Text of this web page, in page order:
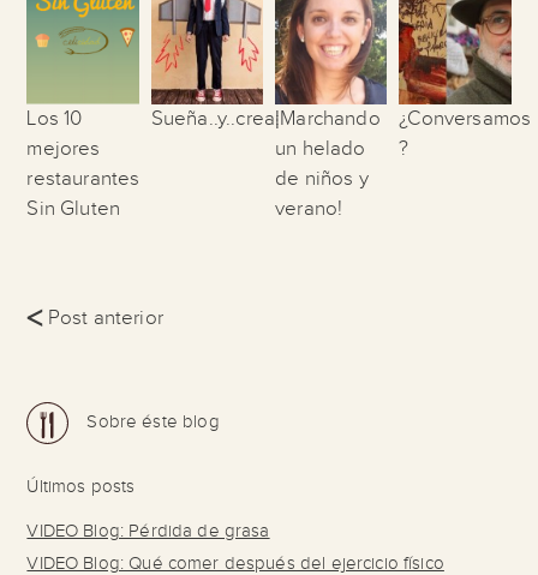
Los 10
mejores
restaurantes
Sin Gluten
Sueña..y..crea!¡Marchando
un helado
de niños y
verano!
¿Conversamos
?
<Post anterior
Sobre éste blog
Últimos posts
VIDEO Blog: Pérdida de grasa
VIDEO Blog: Qué comer después del ejercicio físico